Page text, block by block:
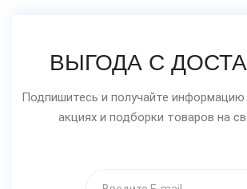
ВЫГОДА С
Подпишитесь и получайте
акциях и подборки товаров на